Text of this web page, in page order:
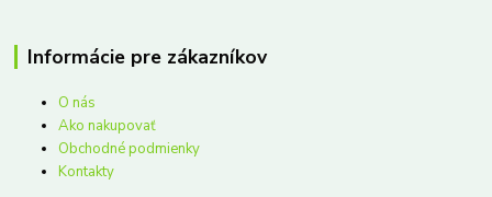
Informácie pre zákazníkov
O nás
Ako nakupovať
Obchodné podmienky
Kontakty